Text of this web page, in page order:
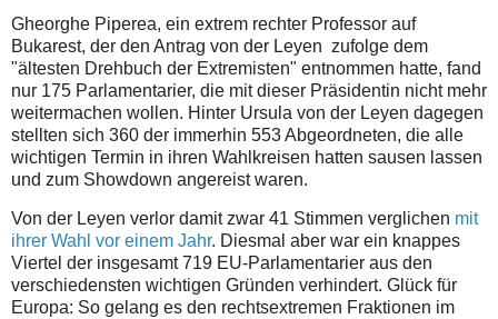
Gheorghe Piperea, ein extrem rechter Professor auf
Bukarest, der den Antrag von der Leyen zufolge dem
"ältesten Drehbuch der Extremisten" entnommen hatte, fand
nur 175 Parlamentarier, die mit dieser Präsidentin nicht mehr
weitermachen wollen. Hinter Ursula von der Leyen dagegen
stellten sich 360 der immerhin 553 Abgeordneten, die alle
wichtigen Termin in ihren Wahlkreisen hatten sausen lassen
und zum Showdown angereist waren.
Von der Leyen verlor damit zwar 41 Stimmen verglichen mit
ihrer Wahl vor einem Jahr. Diesmal aber war ein knappes
Viertel der insgesamt 719 EU-Parlamentarier aus den
verschiedensten wichtigen Gründen verhindert. Glück für
Europa: So gelang es den rechtsextremen Fraktionen im